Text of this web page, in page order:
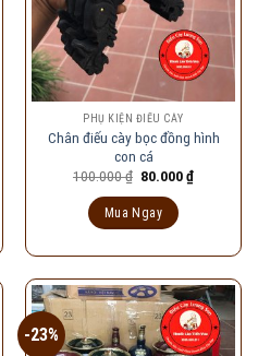
PHỤ KIỆN ĐIẾU CÀY
Chân điếu cày bọc đồng hình
con cá
100.000₫ Giá
100.000 ₫.
80.000₫Giá
Mua Ngay
-23%